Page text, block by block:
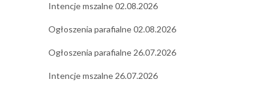
Intencje mszalne 02.08.2026
Ogłoszenia parafialne 02.08.2026
Ogłoszenia parafialne 26.07.2026
Intencje mszalne 26.07.2026